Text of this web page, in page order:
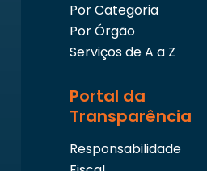
Por Categoria
Por Órgão
Serviços de A a Z
Portal da
Transparência
Responsabilidade